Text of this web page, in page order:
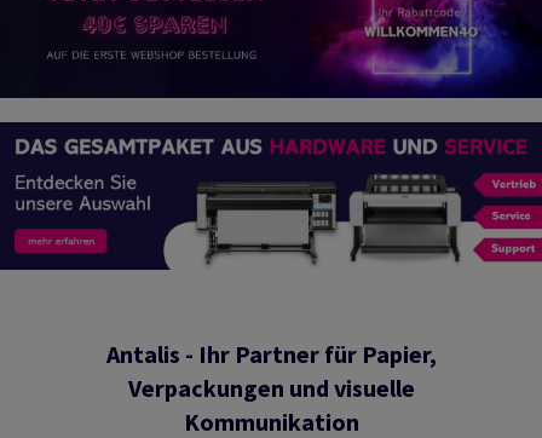
Antalis - Ihr Partner für Papier,
Verpackungen und visuelle
Kommunikation